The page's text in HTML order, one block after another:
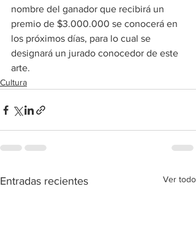
nombre del ganador que recibirá un
premio de $3.000.000 se conocerá en
los próximos días, para lo cual se
designará un jurado conocedor de este
arte.
Cultura
Entradas recientes Ver todo